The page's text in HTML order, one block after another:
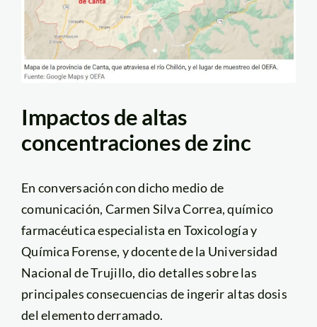
Impactos de altas
concentraciones de zinc
En conversación con dicho medio de
comunicación, Carmen Silva Correa, químico
farmacéutica especialista en Toxicología y
Química Forense, y docente de la Universidad
Nacional de Trujillo, dio detalles sobre las
principales consecuencias de ingerir altas dosis
del elemento derramado.